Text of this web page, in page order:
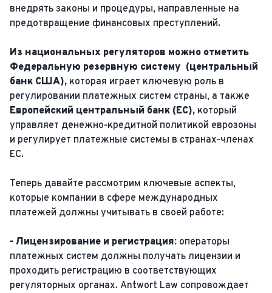
внедрять законы и процедуры, направленные на
предотвращение финансовых преступлений.
Из национальных регуляторов можно отметить
Федеральную резервную систему (центральный
банк США), которая играет ключевую роль в
регулировании платежных систем страны, а также
Европейский центральный банк (ЕС), который
управляет денежно-кредитной политикой еврозоны
и регулирует платежные системы в странах-членах
ЕС.
Теперь давайте рассмотрим ключевые аспекты,
которые компании в сфере международных
платежей должны учитывать в своей работе:
- Лицензирование и регистрация: операторы
платежных систем должны получать лицензии и
проходить регистрацию в соответствующих
регуляторных органах. Antwort Law сопровождает